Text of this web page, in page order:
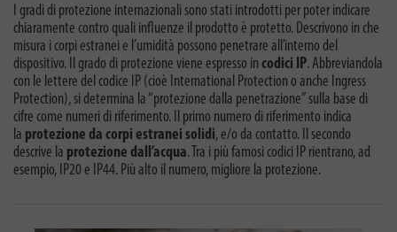
I gradi di protezione internazionali sono stati introdotti per poter indicare
chiaramente contro quali influenze il prodotto è protetto. Descrivono in che
misura i corpi estranei e l’umidità possono penetrare all’interno del
dispositivo. Il grado di protezione viene espresso in codici IP. Abbreviandola
con le lettere del codice IP (cioè International Protection o anche Ingress
Protection), si determina la “protezione dalla penetrazione” sulla base di
cifre come numeri di riferimento. Il primo numero di riferimento indica
la protezione da corpi estranei solidi, e/o da contatto. Il secondo
descrive la protezione dall’acqua. Tra i più famosi codici IP rientrano, ad
esempio, IP20 e IP44. Più alto il numero, migliore la protezione.